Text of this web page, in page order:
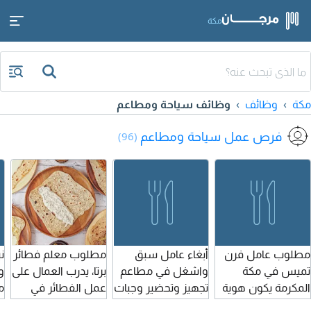
مكة
مكة وظائف وظائف سياحة ومطاعم
فرص عمل سياحة ومطاعم (96)
مطلوب عامل فرن
تميس في مكة
المكرمة يكون هوية
سارية وشهادة
أبغاء عامل سبق
واشغل في مطاعم
تجهيز وتحضير وجبات
اشتغل كاشير من
مطلوب معلم فطائر
برتا، يدرب العمال على
عمل الفطائر في
الكافيتريا مطلوب